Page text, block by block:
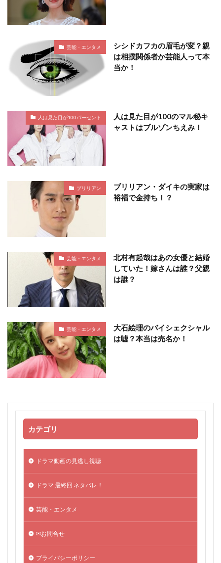
芸能・エンタメ
シシドカフカの眉毛が変？親
は相撲関係者か芸能人って本
当か！
人は見た目が100パーセント
人は見た目が100のマル秘キ
ャストはブルゾンちえみ！
ブリリアン
ブリリアン・ダイキの実家は
裕福で金持ち！？
芸能・エンタメ
北村有起哉はあの女優と結婚
していた！嫁さんは誰？父親
は誰？
芸能・エンタメ
大石絵理のバイシェクシャル
は嘘？本当は売名か！
カテゴリ
ドラマ動画の見逃し視聴
ドラマ 最終回 ネタバレ！
芸能・エンタメ
✉お問合せ
プライバシーポリシー